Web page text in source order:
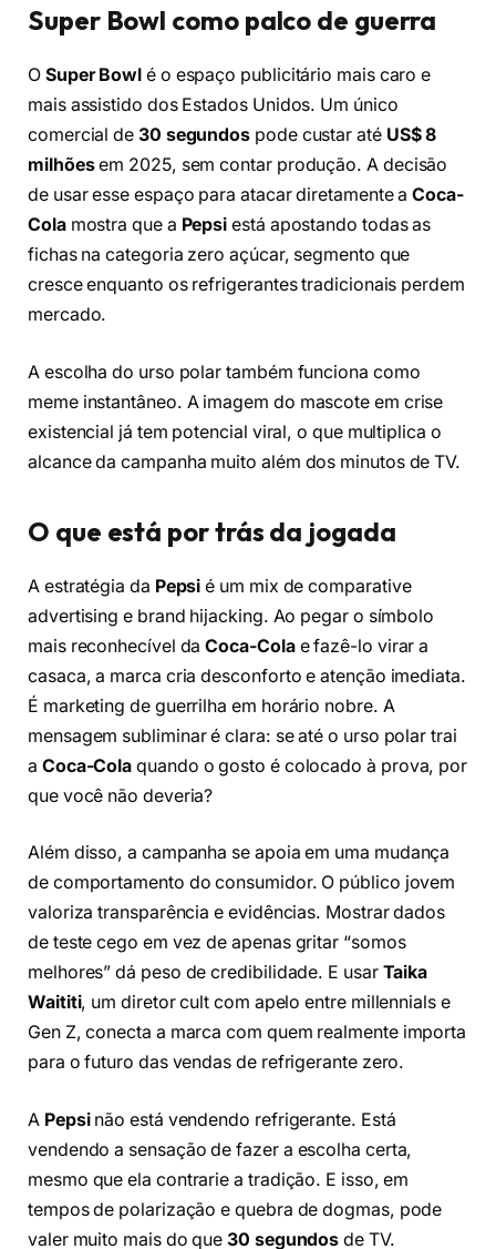
Super Bowl como palco de guerra
O Super Bowl é o espaço publicitário mais caro e
mais assistido dos Estados Unidos. Um único
comercial de 30 segundos pode custar até US$ 8
milhõesem 2025, sem contar produção. A decisão
de usar esse espaço para atacar diretamente aCoca-
Colamostra que a Pepsi está apostando todas as
fichas na categoria zero açúcar, segmento que
cresce enquanto os refrigerantes tradicionais perdem
mercado.
A escolha do urso polar também funciona como
meme instantâneo. A imagem do mascote em crise
existencial já tem potencial viral, o que multiplica o
alcance da campanha muito além dos minutos de TV.
O que está por trás da jogada
A estratégia da Pepsi é um mix de comparative
advertising e brand hijacking. Ao pegar o símbolo
mais reconhecível daCoca-Colae fazê-lo virar a
casaca, a marca cria desconforto e atenção imediata.
É marketing de guerrilha em horário nobre. A
mensagem subliminar é clara: se até o urso polar trai
a Coca-Cola quando o gosto é colocado à prova, por
que você não deveria?
Além disso, a campanha se apoia em uma mudança
de comportamento do consumidor. O público jovem
valoriza transparência e evidências. Mostrar dados
de teste cego em vez de apenas gritar “somos
melhores” dá peso de credibilidade. E usar Taika
Waititi, um diretor cult com apelo entre millennials e
Gen Z, conecta a marca com quem realmente importa
para o futuro das vendas de refrigerante zero.
A Pepsinão está vendendo refrigerante. Está
vendendo a sensação de fazer a escolha certa,
mesmo que ela contrarie a tradição. E isso, em
tempos de polarização e quebra de dogmas, pode
valer muito mais do que30 segundos de TV.